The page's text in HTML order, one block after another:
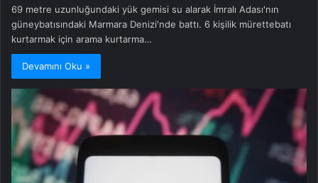
69 metre uzunluğundaki yük gemisi su alarak İmralı Adası'nın
güneybatısındaki Marmara Denizi'nde battı. 6 kişilik mürettebatı
kurtarmak için arama kurtarma…
Devamını Oku »